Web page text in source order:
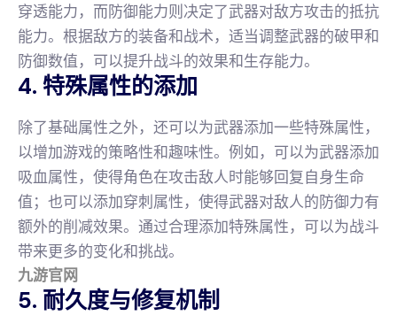
穿透能力，而防御能力则决定了武器对敌方攻击的抵抗
能力。根据敌方的装备和战术，适当调整武器的破甲和
防御数值，可以提升战斗的效果和生存能力。
4. 特殊属性的添加
除了基础属性之外，还可以为武器添加一些特殊属性，
以增加游戏的策略性和趣味性。例如，可以为武器添加
吸血属性，使得角色在攻击敌人时能够回复自身生命
值；也可以添加穿刺属性，使得武器对敌人的防御力有
额外的削减效果。通过合理添加特殊属性，可以为战斗
带来更多的变化和挑战。
九游官网
5. 耐久度与修复机制